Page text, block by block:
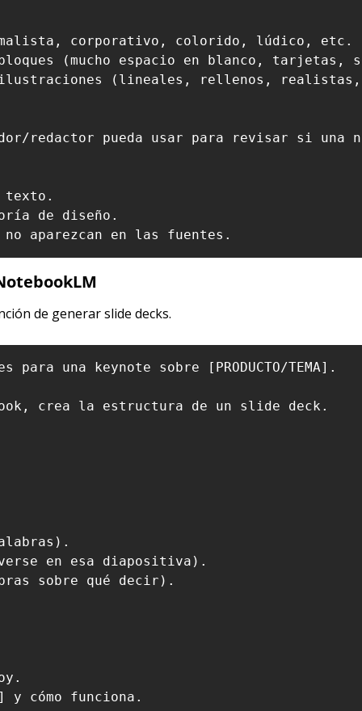
corporativo, colorido, lúdico, etc.
(mucho espacio en blanco, tarjetas,
(lineales, rellenos,
redactor pueda usar para revisar si una
texto.
de diseño.
de generar slide decks.
una keynote sobre [PRODUCTO/TEMA].
crea la estructura de un slide deck.
en esa diapositiva).
sobre qué decir).
y cómo funciona.